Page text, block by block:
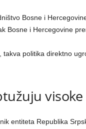
Bosne i
Bosne i Hercegovine
takva politika direktno
entiteta Republika